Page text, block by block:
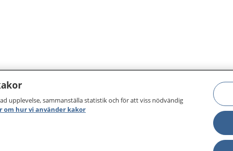
upplevelse, sammanställa statistik och för att viss nödvändig
om hur vi använder kakor